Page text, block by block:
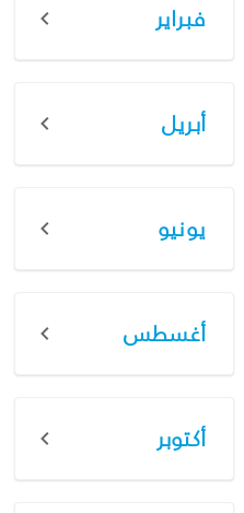
فبراير
أبريل
يونيو
أغسطس
أكتوبر